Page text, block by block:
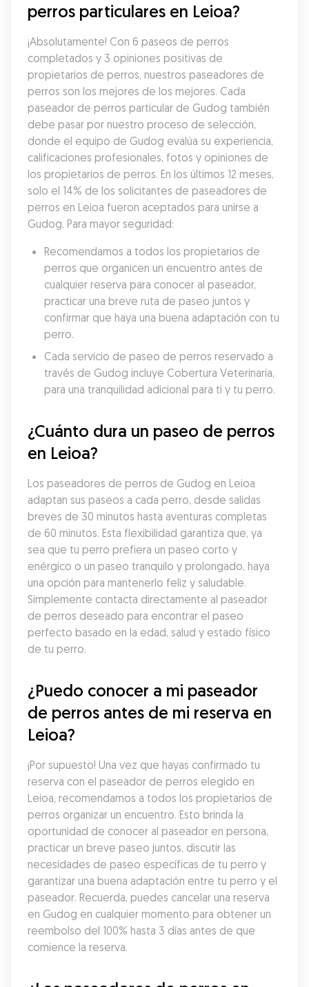
perros particulares en Leioa?
¡Absolutamente! Con 6 paseos de perros
completados y 3 opiniones positivas de
propietarios de perros, nuestros paseadores de
perros son los mejores de los mejores. Cada
paseador de perros particular de Gudog también
debe pasar por nuestro proceso de selección,
donde el equipo de Gudog evalúa su experiencia,
calificaciones profesionales, fotos y opiniones de
los propietarios de perros. En los últimos 12 meses,
solo el 14% de los solicitantes de paseadores de
perros en Leioa fueron aceptados para unirse a
Gudog. Para mayor seguridad:
Recomendamos a todos los propietarios de
perros que organicen un encuentro antes de
cualquier reserva para conocer al paseador,
practicar una breve ruta de paseo juntos y
confirmar que haya una buena adaptación con tu
perro.
Cada servicio de paseo de perros reservado a
través de Gudog incluye Cobertura Veterinaria,
para una tranquilidad adicional para ti y tu perro.
¿Cuánto dura un paseo de perros
en Leioa?
Los paseadores de perros de Gudog en Leioa
adaptan sus paseos a cada perro, desde salidas
breves de 30 minutos hasta aventuras completas
de 60 minutos. Esta flexibilidad garantiza que, ya
sea que tu perro prefiera un paseo corto y
enérgico o un paseo tranquilo y prolongado, haya
una opción para mantenerlo feliz y saludable.
Simplemente contacta directamente al paseador
de perros deseado para encontrar el paseo
perfecto basado en la edad, salud y estado físico
de tu perro.
¿Puedo conocer a mi paseador
de perros antes de mi reserva en
Leioa?
¡Por supuesto! Una vez que hayas confirmado tu
reserva con el paseador de perros elegido en
Leioa, recomendamos a todos los propietarios de
perros organizar un encuentro. Esto brinda la
oportunidad de conocer al paseador en persona,
practicar un breve paseo juntos, discutir las
necesidades de paseo específicas de tu perro y
garantizar una buena adaptación entre tu perro y el
paseador. Recuerda, puedes cancelar una reserva
en Gudog en cualquier momento para obtener un
reembolso del 100% hasta 3 días antes de que
comience la reserva.